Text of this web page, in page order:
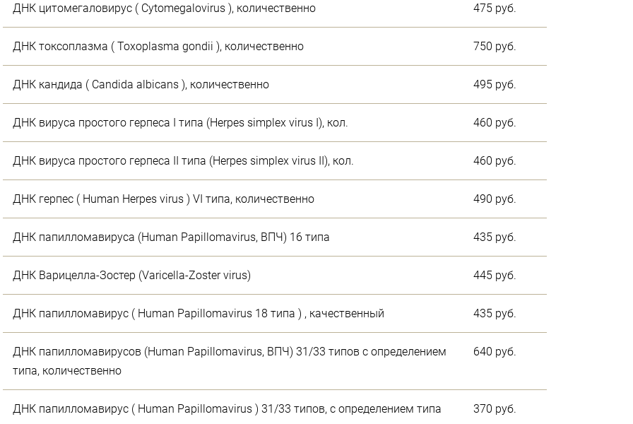
ДНК цитомегаловирус ( Cytomegalovirus ), количественно 475 руб.
ДНК токсоплазма ( Toxoplasma gondii ), количественно 750 руб.
ДНК кандида ( Сandida albicans ), количественно 495 руб.
ДНК вируса простого герпеса I типа (Herpes simplex virus I), кол. 460 руб.
ДНК вируса простого герпеса II типа (Herpes simplex virus II), кол. 460 руб.
ДНК герпес ( Human Herpes virus ) VI типа, количественно 490 руб.
ДНК папилломавируса (Human Papillomavirus, ВПЧ) 16 типа 435 руб.
ДНК Варицелла-Зостер (Varicella-Zoster virus) 445 руб.
ДНК папилломавирус ( Human Papillomavirus 18 типа ) , качественный 435 руб.
ДНК папилломавирусов (Human Papillomavirus, ВПЧ) 31/33 типов с определением
типа, количественно
640 руб.
ДНК папилломавирус ( Human Papillomavirus ) 31/33 типов, с определением типа 370 руб.